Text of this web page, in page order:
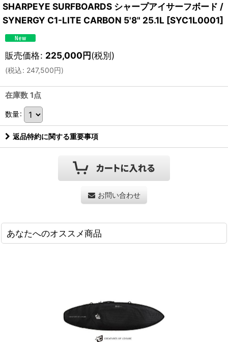
SHARPEYE SURFBOARDS シャープアイサーフボード /
SYNERGY C1-LITE CARBON 5'8" 25.1L [SYC1L0001]
販売価格: 225,000円(税別)
(税込: 247,500円)
在庫数 1点
数量:
返品特約に関する重要事項
お問い合わせ
あなたへのオススメ商品